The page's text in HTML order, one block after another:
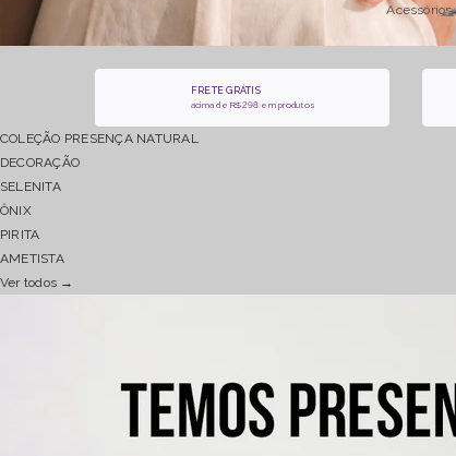
Acessórios
FRETE GRÁTIS
acima de R$298 em produtos
COLEÇÃO PRESENÇA NATURAL
DECORAÇÃO
SELENITA
ÔNIX
PIRITA
AMETISTA
Ver todos →